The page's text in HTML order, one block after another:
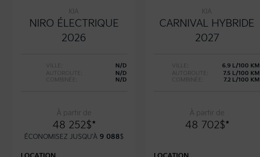
KIA
NIRO ÉLECTRIQUE
2026
VILLE:
N/D
AUTOROUTE:
N/D
COMBINÉE:
N/D
À partir de
48 252$*
ÉCONOMISEZ JUSQU'À 9 088$
KIA
CARNIVAL HYBRIDE
2027
VILLE:
6.9 L/100 KM
AUTOROUTE:
7.5 L/100 KM
COMBINÉE:
7.2 L/100 KM
À partir de
48 702$*